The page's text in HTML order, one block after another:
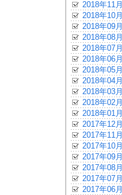
2018年11月
2018年10月
2018年09月
2018年08月
2018年07月
2018年06月
2018年05月
2018年04月
2018年03月
2018年02月
2018年01月
2017年12月
2017年11月
2017年10月
2017年09月
2017年08月
2017年07月
2017年06月